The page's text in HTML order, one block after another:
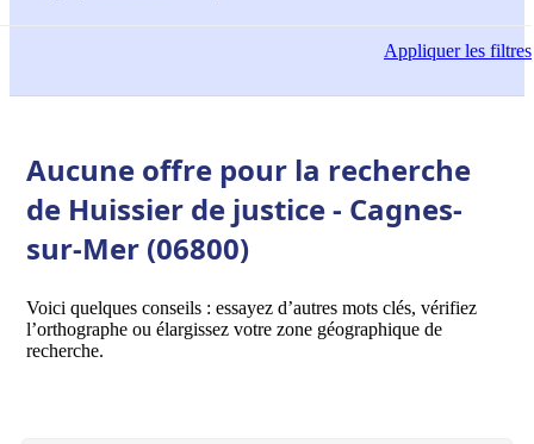
Appliquerles filtres
Aucune offre pour la recherche
de Huissier de justice - Cagnes-
sur-Mer (06800)
Voici quelques conseils : essayez d’autres mots clés, vérifiez
l’orthographe ou élargissez votre zone géographique de
recherche.